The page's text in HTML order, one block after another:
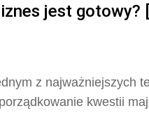
jest gotowy?
z najważniejszych
kwestii